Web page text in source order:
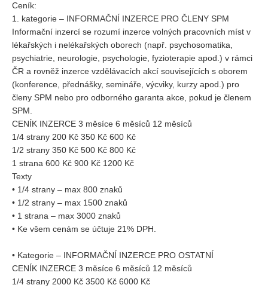
Ceník:
1. kategorie – INFORMAČNÍ INZERCE PRO ČLENY SPM
Informační inzercí se rozumí inzerce volných pracovních míst v
lékařských i nelékařských oborech (např. psychosomatika,
psychiatrie, neurologie, psychologie, fyzioterapie apod.) v rámci
ČR a rovněž inzerce vzdělávacích akcí souvisejících s oborem
(konference, přednášky, semináře, výcviky, kurzy apod.) pro
členy SPM nebo pro odborného garanta akce, pokud je členem
SPM.
CENÍK INZERCE 3 měsíce 6 měsíců 12 měsíců
1/4 strany 200 Kč 350 Kč 600 Kč
1/2 strany 350 Kč 500 Kč 800 Kč
1 strana 600 Kč 900 Kč 1200 Kč
Texty
• 1/4 strany – max 800 znaků
• 1/2 strany – max 1500 znaků
• 1 strana – max 3000 znaků
• Ke všem cenám se účtuje 21% DPH.
• Kategorie – INFORMAČNÍ INZERCE PRO OSTATNÍ
CENÍK INZERCE 3 měsíce 6 měsíců 12 měsíců
1/4 strany 2000 Kč 3500 Kč 6000 Kč